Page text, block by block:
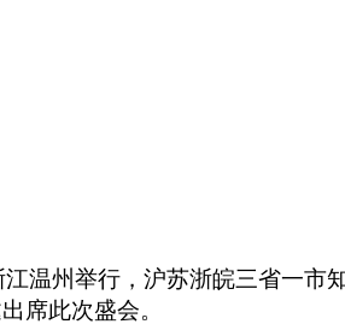
温州举行，沪苏浙皖三省一
席此次盛会。